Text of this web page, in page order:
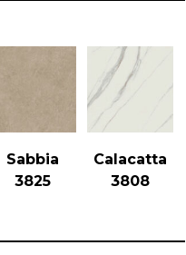
Sabbia
3825
Calacatta
3808